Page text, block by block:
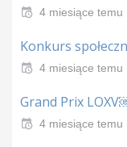
4 miesiące temu
Konkurs
4 miesiące temu
Grand Prix
4 miesiące temu